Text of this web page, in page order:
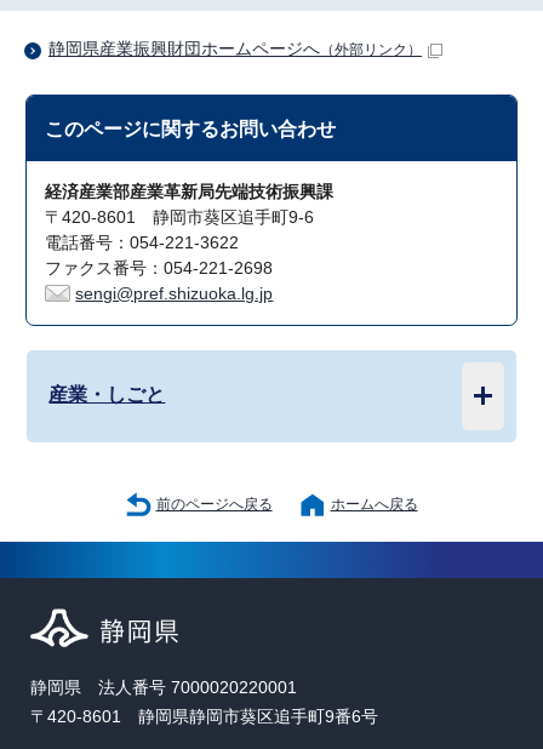
静岡県産業振興財団ホームページへ （外部リンク）
このページに関するお問い合わせ
経済産業部産業革新局先端技術振興課
〒420-8601 静岡市葵区追手町9-6
電話番号：054-221-3622
ファクス番号：054-221-2698
sengi@pref.shizuoka.lg.jp
産業・しごと
前のページへ戻る ホームへ戻る
静岡県 法人番号 7000020220001
〒420-8601 静岡県静岡市葵区追手町9番6号